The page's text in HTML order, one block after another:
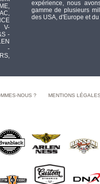
V-
-
-
expérience, nous
gamme de plusieurs
des USA, d'Europe et
NOUS ? MENTIONS